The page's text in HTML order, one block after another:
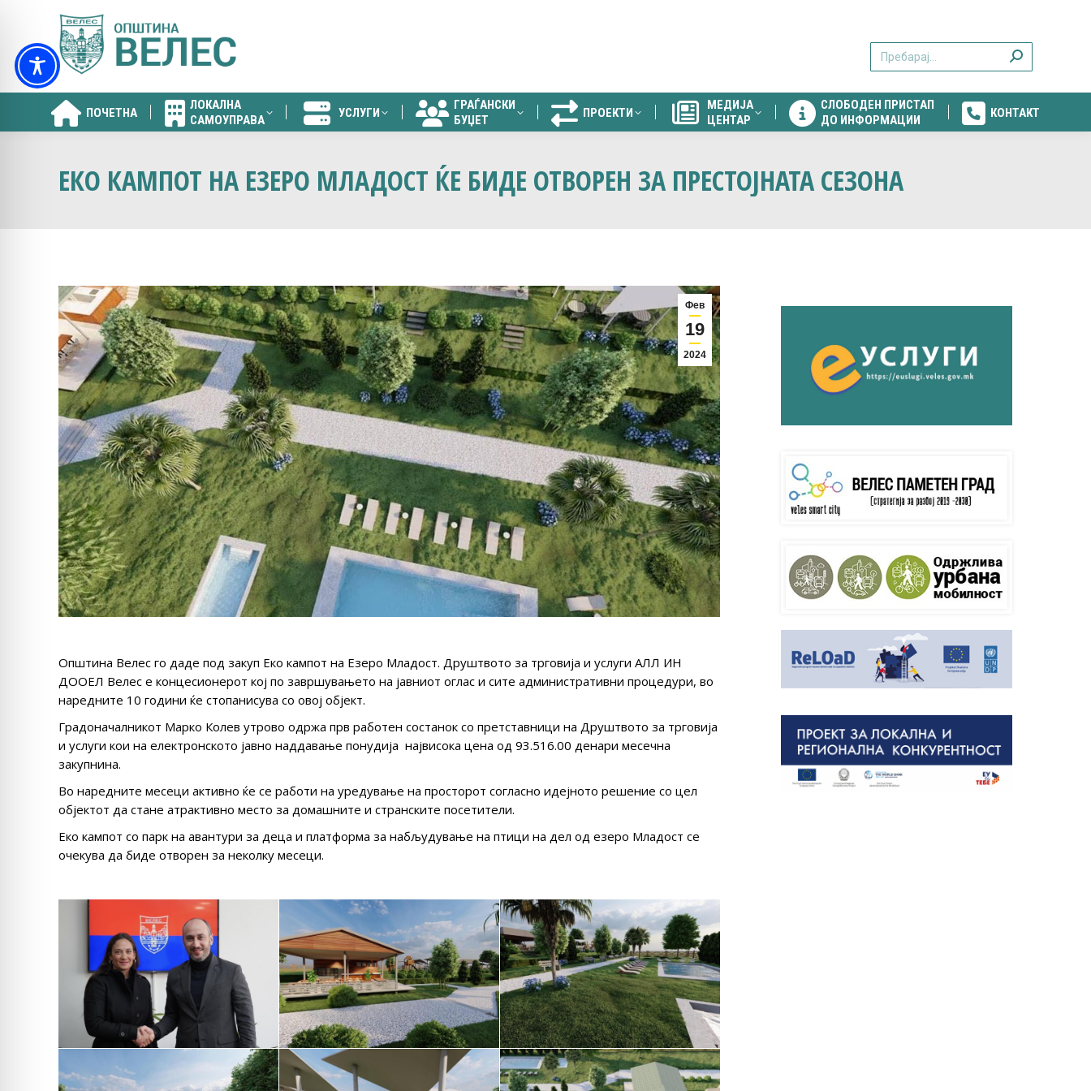
ПОЧЕТНА
ЛОКАЛНА
САМОУПРАВА
УСЛУГИ
ГРАЃАНСКИ
БУЏЕТ
ПРОЕКТИ
МЕДИЈА
ЦЕНТАР
СЛОБОДЕН ПРИСТАП
ДО ИНФОРМАЦИИ
КОНТАКТ
ЕКО КАМПОТ НА ЕЗЕРО МЛАДОСТ ЌЕ БИДЕ ОТВОРЕН ЗА ПРЕСТОЈНАТА СЕЗОНА
Фев
19
2024
Општина Велес го даде под закуп Еко кампот на Езеро Младост. Друштвото за трговија и услуги АЛЛ ИН
ДООЕЛ Велес е концесионерот кој по завршувањето на јавниот оглас и сите административни процедури, во
наредните 10 години ќе стопанисува со овој објект.
Градоначалникот Марко Колев утрово одржа прв работен состанок со претставници на Друштвото за трговија
и услуги кои на електронското јавно наддавање понудија највисока цена од 93.516.00 денари месечна
закупнина.
Во наредните месеци активно ќе се работи на уредување на просторот согласно идејното решение со цел
објектот да стане атрактивно место за домашните и странските посетители.
Еко кампот со парк на авантури за деца и платформа за набљудување на птици на дел од езеро Младост се
очекува да биде отворен за неколку месеци.
ПОЧЕТНА